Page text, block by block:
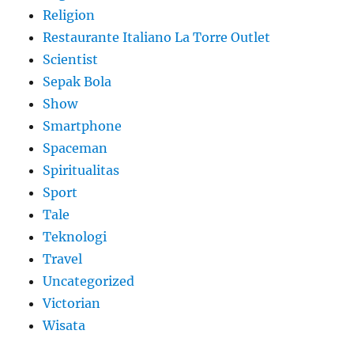
Religion
Restaurante Italiano La Torre Outlet
Scientist
Sepak Bola
Show
Smartphone
Spaceman
Spiritualitas
Sport
Tale
Teknologi
Travel
Uncategorized
Victorian
Wisata